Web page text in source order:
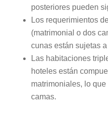
posteriores pueden
Los requerimientos
(matrimonial o dos
cunas están sujetas
Las habitaciones
hoteles están
matrimoniales, lo
camas.